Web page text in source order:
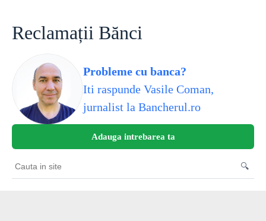
contentReclamații Bănci
Probleme cu banca?
Iti raspunde Vasile Coman,
jurnalist la Bancherul.ro
Adauga intrebarea ta
Cauta
in
🔍